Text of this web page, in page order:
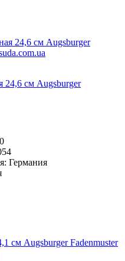
24,6 см Augsburger
Германия